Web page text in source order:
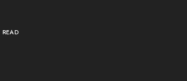
READ